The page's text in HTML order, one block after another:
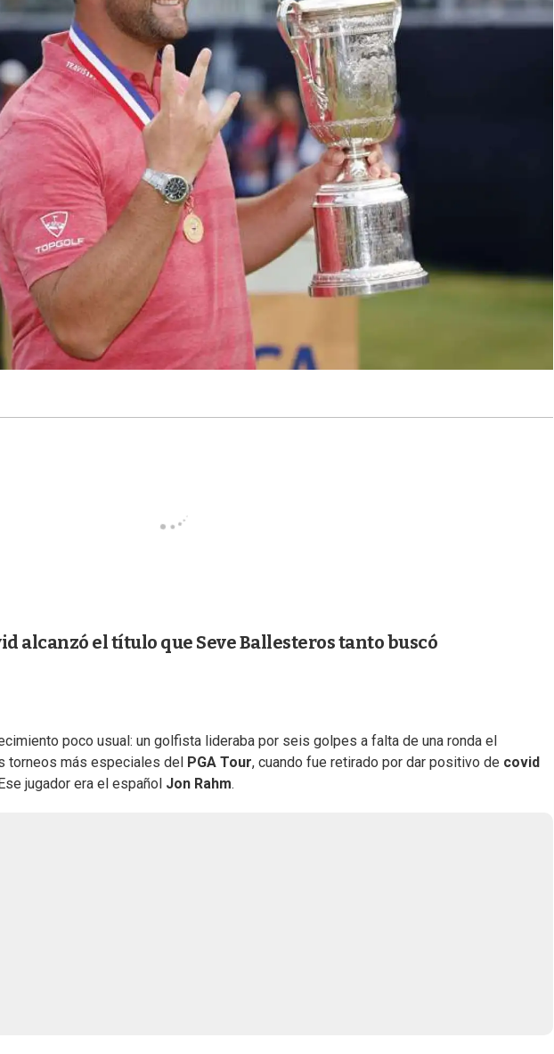
alcanzó el título que Seve Ballesteros tanto buscó
poco usual: un golfista lideraba por seis golpes a falta de una ronda el
torneos más especiales del PGA Tour, cuando fue retirado por dar positivo de covid
jugador era el español Jon Rahm.